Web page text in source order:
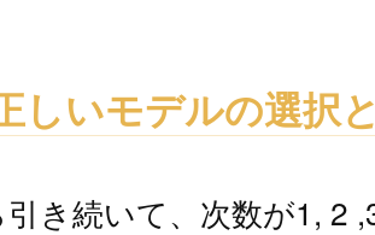
しいモデルの選択
き続いて、次数が1, 2